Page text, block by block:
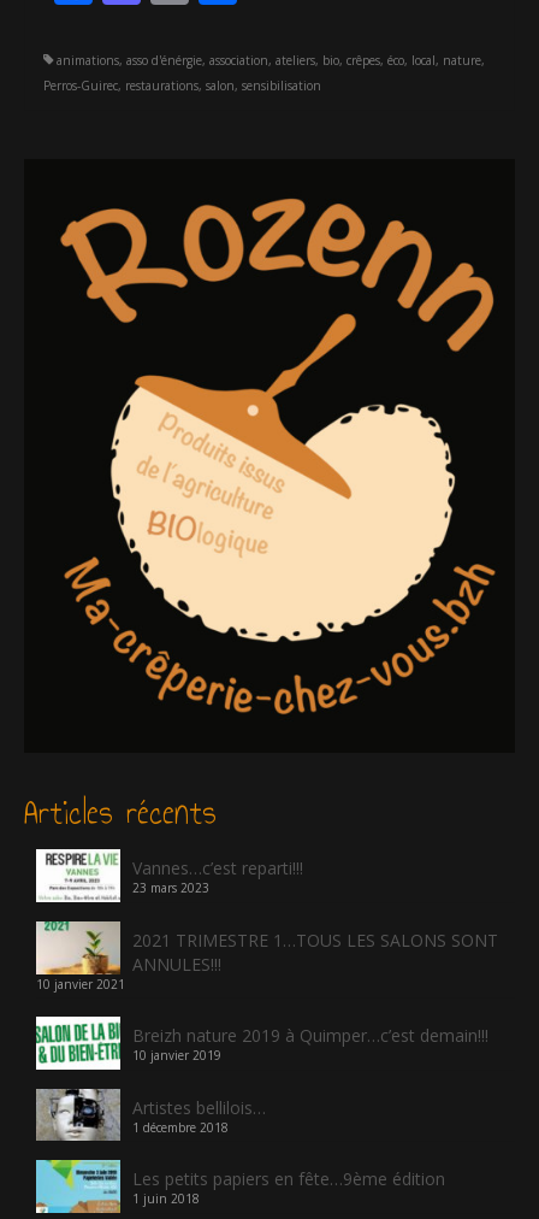
animations, asso d'énérgie, association, ateliers, bio, crêpes, éco, local, nature,
Perros-Guirec, restaurations, salon, sensibilisation
Articles récents
Vannes…c’est reparti!!!
23 mars 2023
2021 TRIMESTRE 1…TOUS LES SALONS SONT
ANNULES!!!
10 janvier 2021
Breizh nature 2019 à Quimper…c’est demain!!!
10 janvier 2019
Artistes bellilois…
1 décembre 2018
Les petits papiers en fête…9ème édition
1 juin 2018